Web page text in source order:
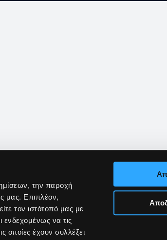
την παροχή
μας. Επιπλέον,
τον ιστότοπό μας με
ενδεχομένως να τις
οποίες έχουν συλλέξει